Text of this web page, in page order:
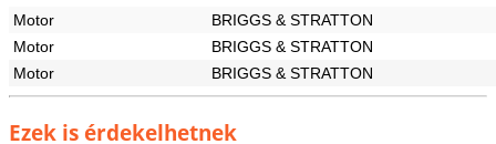
Motor
BRIGGS & STRATTON
Motor
BRIGGS & STRATTON
Motor
BRIGGS & STRATTON
Ezek is érdekelhetnek